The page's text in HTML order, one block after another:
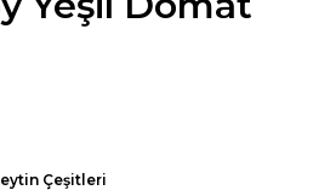
Çeşitleri